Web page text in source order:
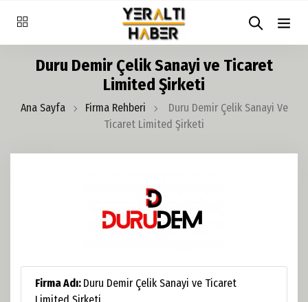
Duru Demir Çelik Sanayi ve Ticaret
Limited Şirketi
Ana Sayfa Firma Rehberi
Duru Demir Çelik Sanayi Ve
Ticaret Limited Şirketi
Firma Adı: Duru Demir Çelik Sanayi ve Ticaret